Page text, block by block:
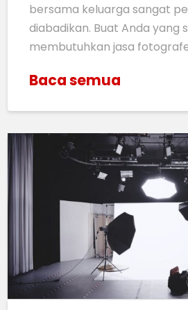
bersama keluarga sangat
diabadikan. Buat Anda yang
membutuhkan jasa
Baca semua